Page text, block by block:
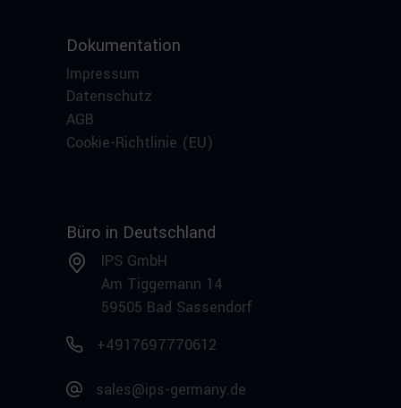
Dokumentation
Impressum
Datenschutz
AGB
Cookie-Richtlinie (EU)
Büro in Deutschland
IPS GmbH
Am Tiggemann 14
59505 Bad Sassendorf
+4917697770612
sales@ips-germany.de